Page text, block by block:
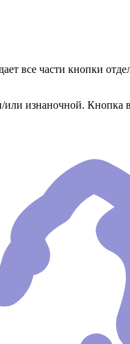
все части кнопки
или изнаночной. Кнопка